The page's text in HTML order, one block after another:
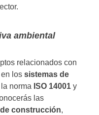
ambiental
relacionados con
los sistemas de
norma ISO 14001 y
las
construcción,